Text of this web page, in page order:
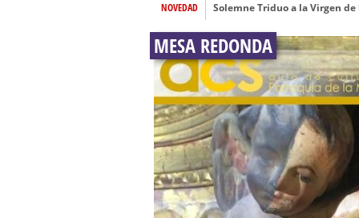
NOVEDAD
Solemne Triduo a la Virgen
Función de la Anunciación del
Besamanos al Señor del Gran
Solemne y devoto Besamanos
Función Principal de Instituto
Besapié y Besamano en la
Gitanos: Besamanos del
Besamanos del Señor de la
Solemne y devoto Besapiés
MESA REDONDA